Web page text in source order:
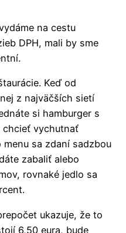
na cestu
DPH, mali by sme
Keď od
z najväčších sietí
si hamburger s
chcieť vychutnať
sa zdaní sadzbou
zabaliť alebo
rovnaké jedlo sa
ukazuje, že to
6,50 eura, bude